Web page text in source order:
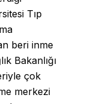
Tıp
beri inme
Bakanlığı
çok
merkezi